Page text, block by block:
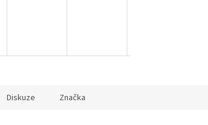
R
Diskuze Značka